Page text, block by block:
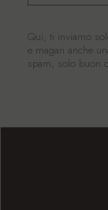
Qui, ti inviamo
e magari anche
spam, solo buon